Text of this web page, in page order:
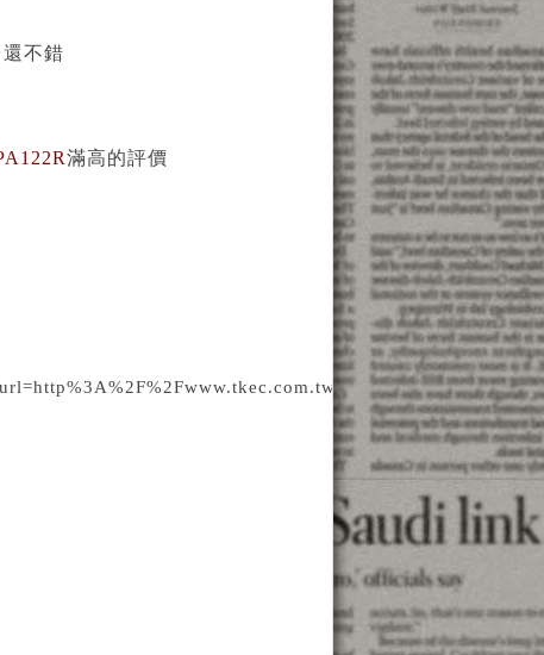
不錯
滿高的評價